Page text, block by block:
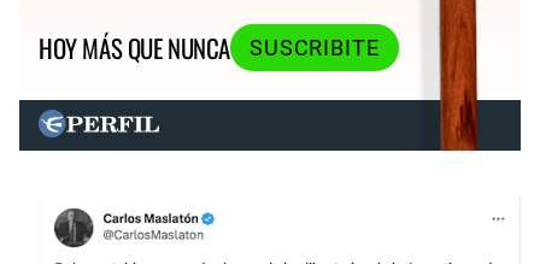
HOY MÁS QUE NUNCA
SUSCRIBITE